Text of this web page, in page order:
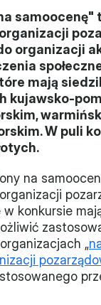
lat
samoocenę"
organizacji
mają
kujawsko-
W puli
na
konkursie
„